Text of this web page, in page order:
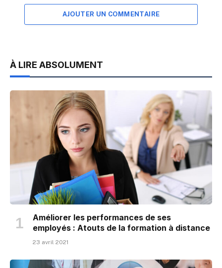
AJOUTER UN COMMENTAIRE
À LIRE ABSOLUMENT
Améliorer les performances de ses
employés : Atouts de la formation à distance
23 avril 2021